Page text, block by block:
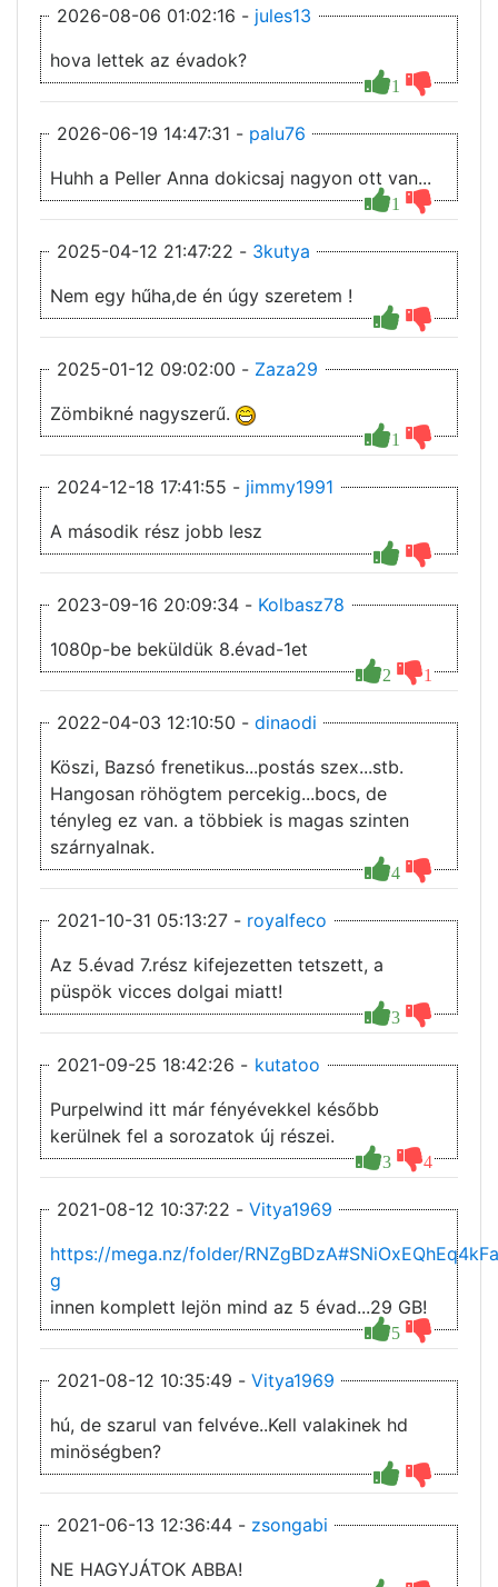
2026-08-06 01:02:16 - jules13
1
hova lettek az évadok?
2026-06-19 14:47:31 - palu76
1
Huhh a Peller Anna dokicsaj nagyon ott van...
2025-04-12 21:47:22 - 3kutya
Nem egy hűha,de én úgy szeretem !
2025-01-12 09:02:00 - Zaza29
1
Zömbikné nagyszerű.
2024-12-18 17:41:55 - jimmy1991
A második rész jobb lesz
2023-09-16 20:09:34 - Kolbasz78
2 1
1080p-be beküldük 8.évad-1et
2022-04-03 12:10:50 - dinaodi
4
Köszi, Bazsó frenetikus...postás szex...stb.
Hangosan röhögtem percekig...bocs, de
tényleg ez van. a többiek is magas szinten
szárnyalnak.
2021-10-31 05:13:27 - royalfeco
3
Az 5.évad 7.rész kifejezetten tetszett, a
püspök vicces dolgai miatt!
2021-09-25 18:42:26 - kutatoo
3 4
Purpelwind itt már fényévekkel később
kerülnek fel a sorozatok új részei.
2021-08-12 10:37:22 - Vitya1969
5
https://mega.nz/folder/
g
innen komplett lejön mind az 5 évad...29 GB!
2021-08-12 10:35:49 - Vitya1969
hú, de szarul van felvéve..Kell valakinek hd
minöségben?
2021-06-13 12:36:44 - zsongabi
NE HAGYJÁTOK ABBA!